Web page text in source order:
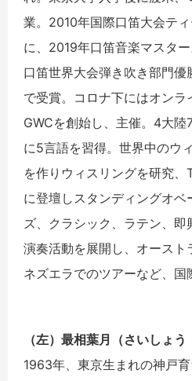
業。2010年国際口笛大会テ
に、2019年口笛音楽マスタ
口笛世界大会弾き吹き部門
で受賞。コロナ下にはオンラ
GWCを創始し、主催。4大
に5言語を習得。世界中のウ
を作りウィスリングを研究
に登壇しスタンディングオベ
ズ、クラシック、ラテン、
演奏活動を展開し、オース
ネズエラでのツアーなど、国
（左）最相葉月（さいしょう
1963年、東京生まれの神戸